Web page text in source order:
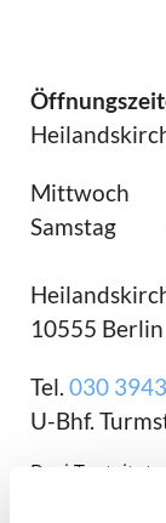
Mittwoch
Samstag
10555 Berlin
Tel. 030
U-Bhf.
Drei